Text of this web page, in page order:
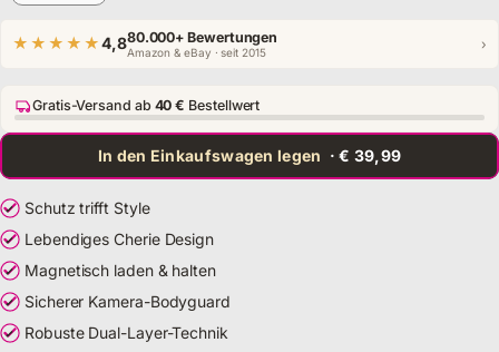
★★★★★4,880.000+ Bewertungen
Amazon & eBay · seit 2015 ›
Gratis-Versand ab 40 € Bestellwert
In den Einkaufswagen legen · € 39,99
Schutz trifft Style
Lebendiges Cherie Design
Magnetisch laden & halten
Sicherer Kamera-Bodyguard
Robuste Dual-Layer-Technik